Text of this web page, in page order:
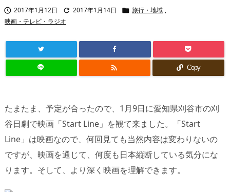
 2017年1月12日  2017年1月14日  旅行・地域 ,
映画・テレビ・ラジオ
 Copy
たまたま、予定が合ったので、1月9日に愛知県刈谷市の刈
谷日劇で映画「Start Line」を観て来ました。「Start
Line」は映画なので、何回見ても当然内容は変わりないの
ですが、映画を通じて、何度も日本縦断している気分にな
ります。そして、より深く映画を理解できます。